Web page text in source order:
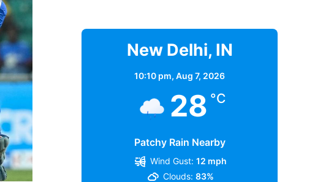
New Delhi, IN
10:10 pm, Aug 7, 2026
28 °C
Patchy Rain Nearby
Wind Gust: 12 mph
Clouds: 83%